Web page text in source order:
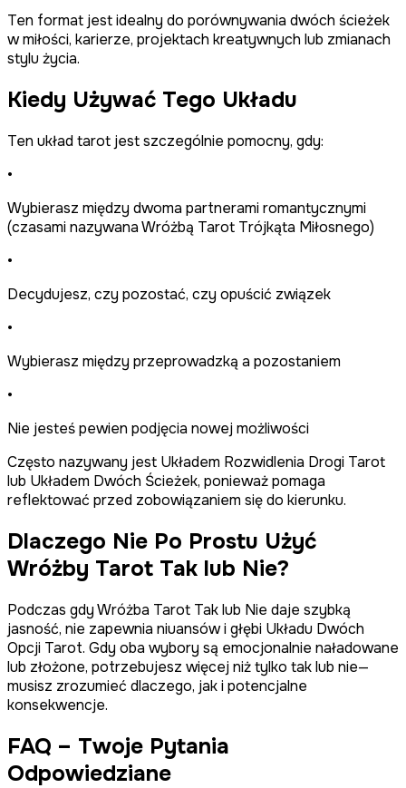
Ten format jest idealny do porównywania dwóch ścieżek
w miłości, karierze, projektach kreatywnych lub zmianach
stylu życia.
Kiedy Używać Tego Układu
Ten układ tarot jest szczególnie pomocny, gdy:
•
Wybierasz między dwoma partnerami romantycznymi
(czasami nazywana Wróżbą Tarot Trójkąta Miłosnego)
•
Decydujesz, czy pozostać, czy opuścić związek
•
Wybierasz między przeprowadzką a pozostaniem
•
Nie jesteś pewien podjęcia nowej możliwości
Często nazywany jest Układem Rozwidlenia Drogi Tarot
lub Układem Dwóch Ścieżek, ponieważ pomaga
reflektować przed zobowiązaniem się do kierunku.
Dlaczego Nie Po Prostu Użyć
Wróżby Tarot Tak lub Nie?
Podczas gdy Wróżba Tarot Tak lub Nie daje szybką
jasność, nie zapewnia niuansów i głębi Układu Dwóch
Opcji Tarot. Gdy oba wybory są emocjonalnie naładowane
lub złożone, potrzebujesz więcej niż tylko tak lub nie—
musisz zrozumieć dlaczego, jak i potencjalne
konsekwencje.
FAQ – Twoje Pytania
Odpowiedziane